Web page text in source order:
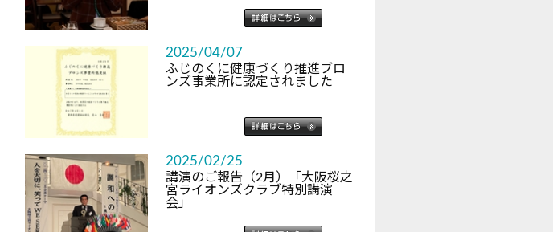
2025/04/07
ふじのくに健康づくり推進ブロ
ンズ事業所に認定されました
2025/02/25
講演のご報告（2月）「大阪桜之
宮ライオンズクラブ特別講演
会」